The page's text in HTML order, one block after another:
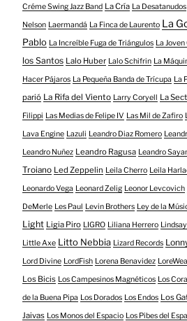
Créme Swing Jazz Band La Cría La Desatanudos
Nelson Laermandá La Finca de Laurento La
Pablo La Increíble Fuga de Triángulos La
los Santos Lalo Huber Lalo Schifrin La
Hacer Pájaros La Pequeña Banda de Trícupa La
parió La Rifa del Viento Larry Coryell La
Filippi Las Medias de Felipe IV Las Mil de Zafiro
Lava Engine Lazuli Leandro Diaz Romero
Leandro Nuñez Leandro Ragusa Leandro
Troiano Led Zeppelin Leila Cherro Leila
Leonardo Vega Leonard Zelig Leonor Levcovich
DeMerle Les Paul Levin Brothers Ley de la
Light Ligia Piro LIGRO Liliana Herrero
Little Axe Litto Nebbia Lizard Records
Lord Divine LordFish Lorena Benavidez
Los Bicis Los Campesinos Magnéticos Los
de la Buena Pipa Los Dorados Los Endos Los
Jaivas Los Monos del Espacio Los Pibes del